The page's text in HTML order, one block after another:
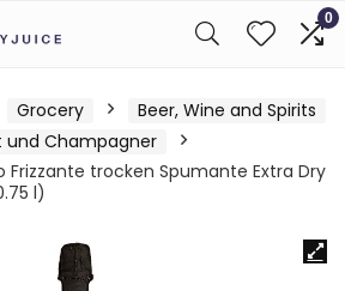
0
Grocery
Beer, Wine and Spirits
und Champagner
Frizzante trocken Spumante Extra Dry
l)